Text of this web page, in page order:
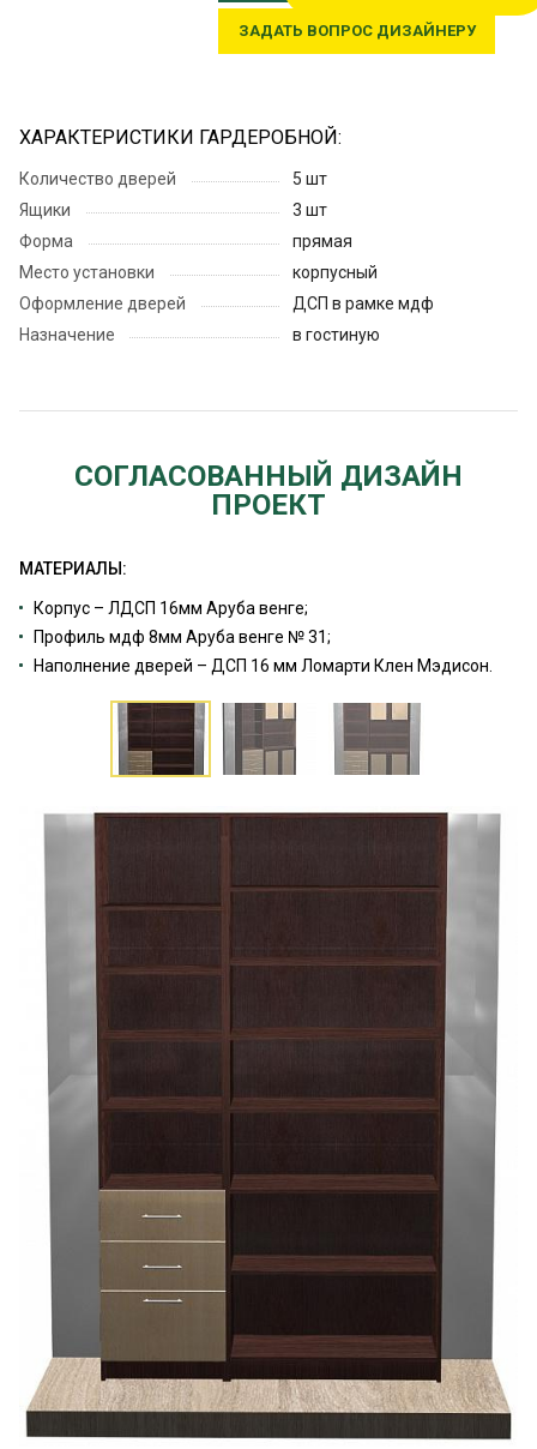
ЗАДАТЬ ВОПРОС ДИЗАЙНЕРУ
ХАРАКТЕРИСТИКИ ГАРДЕРОБНОЙ:
Количество дверей
5 шт
Ящики
3 шт
Форма
прямая
Место установки
корпусный
Оформление дверей
ДСП в рамке мдф
Назначение
в гостиную
СОГЛАСОВАННЫЙ ДИЗАЙН
ПРОЕКТ
МАТЕРИАЛЫ:
Корпус – ЛДСП 16мм Аруба венге;
Профиль мдф 8мм Аруба венге № 31;
Наполнение дверей – ДСП 16 мм Ломарти Клен Мэдисон.